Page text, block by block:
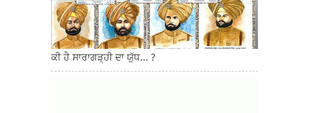
ਕੀ ਹੈ ਸਾਰਾਗੜ੍ਹੀ ਦਾ ਯੁੱਧ... ?